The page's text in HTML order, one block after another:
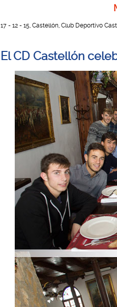
17 - 12 - 15, Castellón, Club Deportivo
El CD Castellón